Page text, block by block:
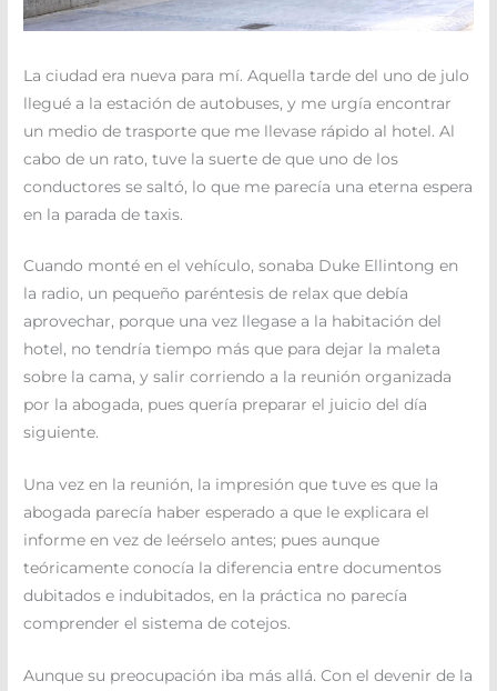
La ciudad era nueva para mí. Aquella tarde del uno de julo
llegué a la estación de autobuses, y me urgía encontrar
un medio de trasporte que me llevase rápido al hotel. Al
cabo de un rato, tuve la suerte de que uno de los
conductores se saltó, lo que me parecía una eterna espera
en la parada de taxis.
Cuando monté en el vehículo, sonaba Duke Ellintong en
la radio, un pequeño paréntesis de relax que debía
aprovechar, porque una vez llegase a la habitación del
hotel, no tendría tiempo más que para dejar la maleta
sobre la cama, y salir corriendo a la reunión organizada
por la abogada, pues quería preparar el juicio del día
siguiente.
Una vez en la reunión, la impresión que tuve es que la
abogada parecía haber esperado a que le explicara el
informe en vez de leérselo antes; pues aunque
teóricamente conocía la diferencia entre documentos
dubitados e indubitados, en la práctica no parecía
comprender el sistema de cotejos.
Aunque su preocupación iba más allá. Con el devenir de la